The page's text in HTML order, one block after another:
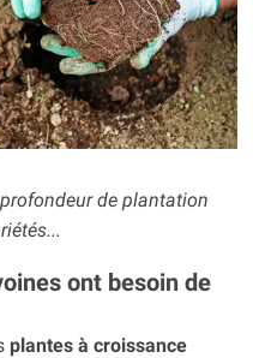
de plantation
ont besoin de
plantes à croissance